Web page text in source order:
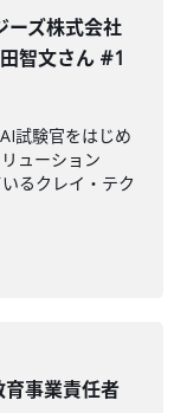
ーズ株式会社
智文さん #1
試験官をはじめ
ューション
るクレイ・テク
事業責任者